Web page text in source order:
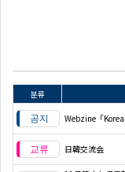
분류
Webzine「
日韓交流会